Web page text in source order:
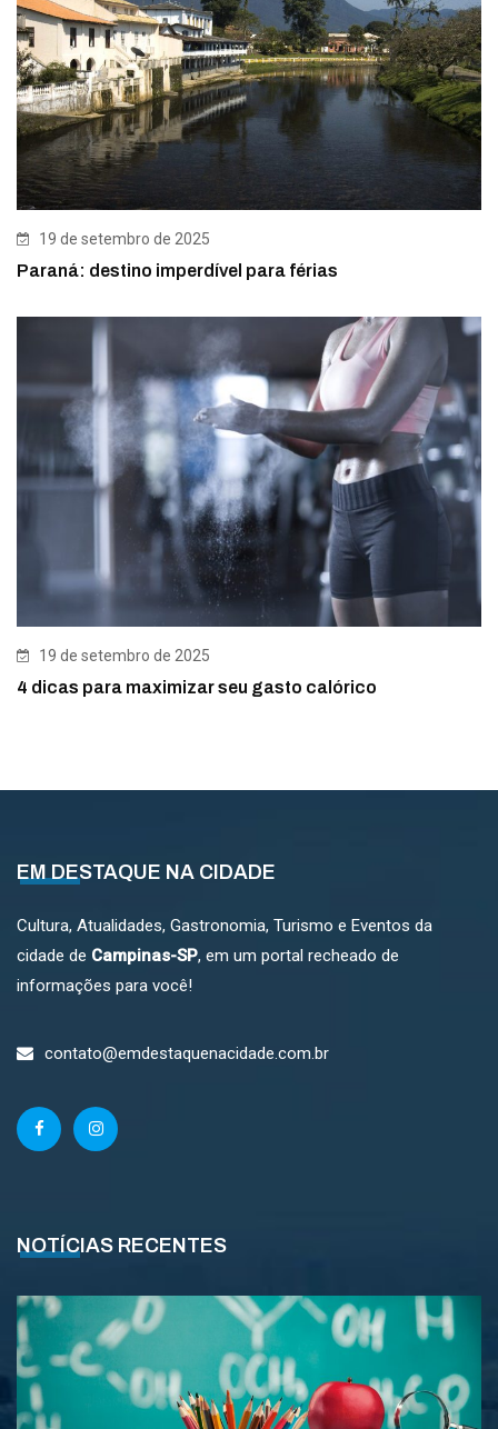
19 de setembro de 2025
Paraná: destino imperdível para férias
19 de setembro de 2025
4 dicas para maximizar seu gasto calórico
EM DESTAQUE NA CIDADE
Cultura, Atualidades, Gastronomia, Turismo e Eventos da
cidade de Campinas-SP, em um portal recheado de
informações para você!
contato@emdestaquenacidade.com.br
NOTÍCIAS RECENTES